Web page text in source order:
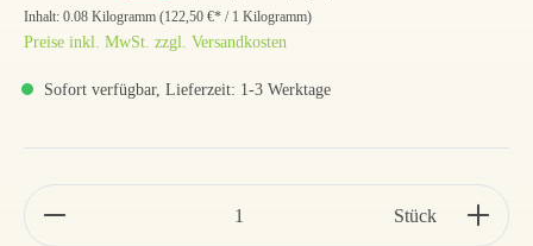
Inhalt: 0.08 Kilogramm (122,50 €* / 1 Kilogramm)
Preise inkl. MwSt. zzgl. Versandkosten
Sofort verfügbar, Lieferzeit: 1-3 Werktage
Stück